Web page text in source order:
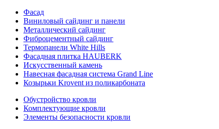
Фасад
Виниловый сайдинг и панели
Металлический сайдинг
Фиброцементный сайдинг
Термопанели White Hills
Фасадная плитка HAUBERK
Искусственный камень
Навесная фасадная система Grand Line
Козырьки Krovent из поликарбоната
Обустройство кровли
Комплектующие кровли
Элементы безопасности кровли